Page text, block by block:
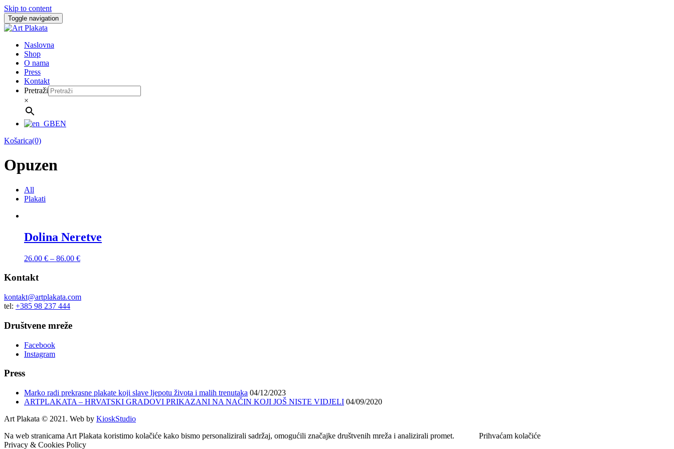
Skip to content
Toggle navigation
Naslovna
Shop
O nama
Press
Kontakt
Pretraži
×
EN
Košarica(0)
Opuzen
All
Plakati
Dolina Neretve
26.00 € – 86.00 €
Kontakt
kontakt@artplakata.com
tel: +385 98 237 444
Društvene mreže
Facebook
Instagram
Press
Marko radi prekrasne plakate koji slave ljepotu života i malih trenutaka 04/12/2023
ARTPLAKATA – HRVATSKI GRADOVI PRIKAZANI NA NAČIN KOJI JOŠ NISTE VIDJELI 04/09/2020
Art Plakata © 2021. Web by KioskStudio
Na web stranicama Art Plakata koristimo kolačiće kako bismo personalizirali sadržaj, omogućili značajke društvenih mreža i analizirali promet.
Prihvaćam kolačiće
Privacy & Cookies Policy